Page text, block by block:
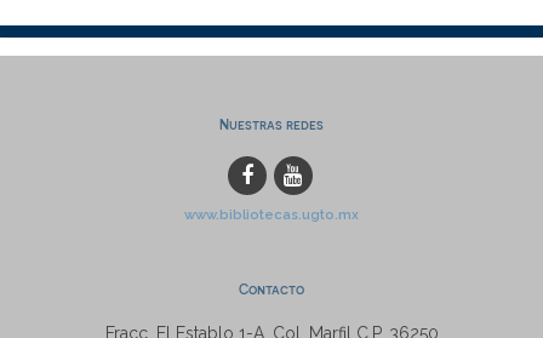
Nuestras redes
www.bibliotecas.ugto.mx
Contacto
Fracc. El Establo 1-A, Col. Marfil C.P. 36250